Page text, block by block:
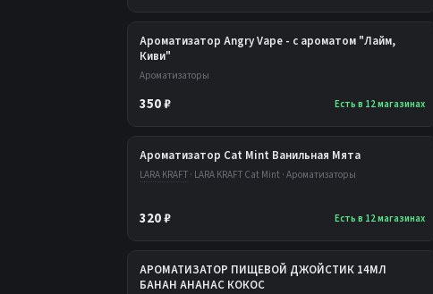
Ароматизатор Angry Vape - с ароматом "Лайм,
Киви"
Ароматизаторы
350 ₽ Есть в 12 магазинах
Ароматизатор Cat Mint Ванильная Мята
LARA KRAFT · LARA KRAFT Cat Mint · Ароматизаторы
320 ₽ Есть в 12 магазинах
АРОМАТИЗАТОР ПИЩЕВОЙ ДЖОЙСТИК 14МЛ
БАНАН АНАНАС КОКОС